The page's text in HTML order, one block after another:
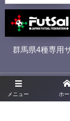
メニュー ホ
群馬県4種専用